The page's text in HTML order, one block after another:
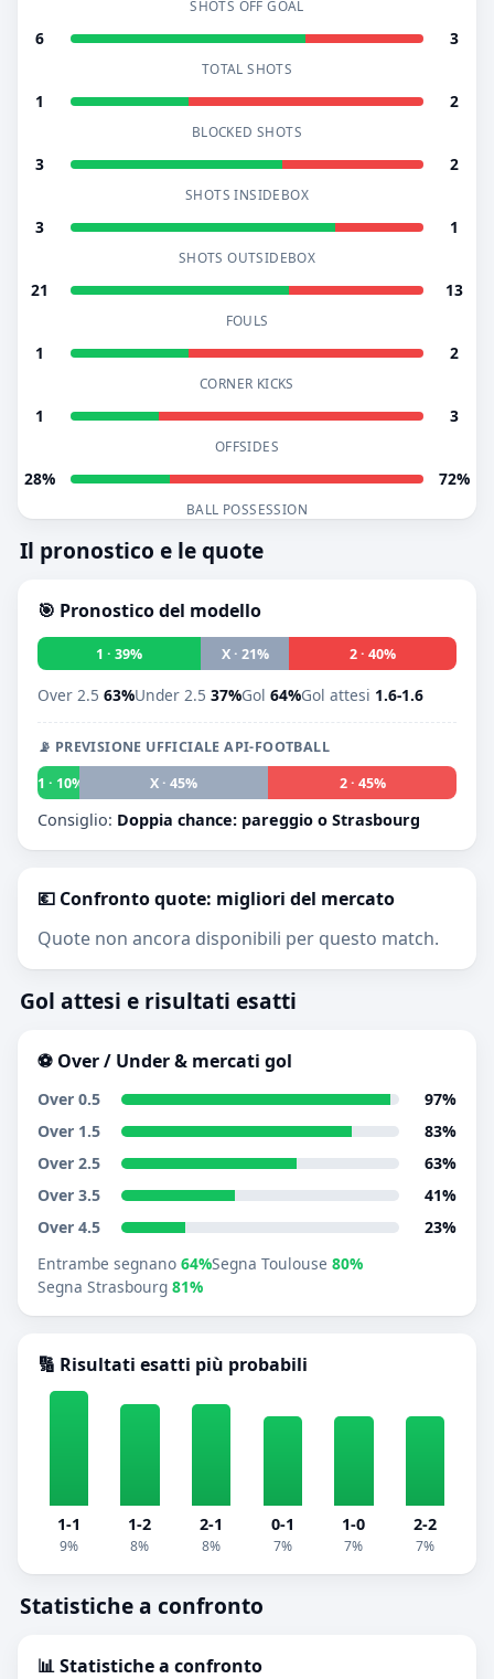
SHOTS OFF GOAL
6 3
TOTAL SHOTS
1 2
BLOCKED SHOTS
3 2
SHOTS INSIDEBOX
3 1
SHOTS OUTSIDEBOX
21 13
FOULS
1 2
CORNER KICKS
1 3
OFFSIDES
28% 72%
BALL POSSESSION
Il pronostico e le quote
🎯 Pronostico del modello
1 · 39% X · 21% 2 · 40%
Over 2.5 63%Under 2.5 37%Gol 64%Gol attesi 1.6-1.6
📡 PREVISIONE UFFICIALE API-FOOTBALL
1 · 10%
X · 45% 2 · 45%
Consiglio: Doppia chance: pareggio o Strasbourg
💶 Confronto quote: migliori del mercato
Quote non ancora disponibili per questo match.
Gol attesi e risultati esatti
⚽ Over / Under & mercati gol
Over 0.5
97%
Over 1.5
83%
Over 2.5
63%
Over 3.5
41%
Over 4.5
23%
Entrambe segnano 64%Segna Toulouse 80%
Segna Strasbourg 81%
🔢 Risultati esatti più probabili
1-1
9%
1-2
8%
2-1
8%
0-1
7%
1-0
7%
2-2
7%
Statistiche a confronto
📊 Statistiche a confronto